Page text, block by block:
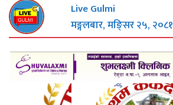
Live Gulmi
मङ्गलबार, मङि्सर २५, २०८१